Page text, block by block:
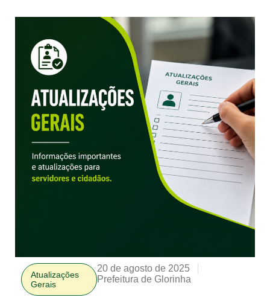
Atualizações
Gerais
20 de agosto de 2025
Prefeitura de Glorinha